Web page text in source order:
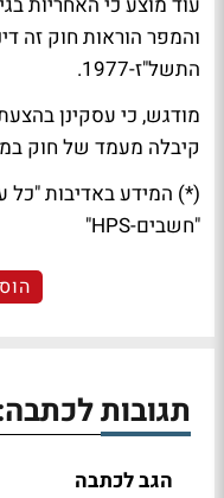
והמפר הוראות חוק זה
התשל"ז-1977.
מודגש, כי עסקינן
קיבלה מעמד של חוק
(*) המידע באדיבות "כל
"חשבים-HPS"
תגובות
הגב לכתבה